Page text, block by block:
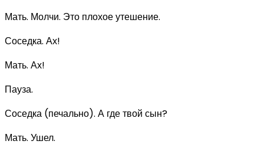
Мать. Молчи. Это плохое утешение.
Соседка. Ах!
Мать. Ах!
Пауза.
Соседка (печально). А где твой сын?
Мать. Ушел.